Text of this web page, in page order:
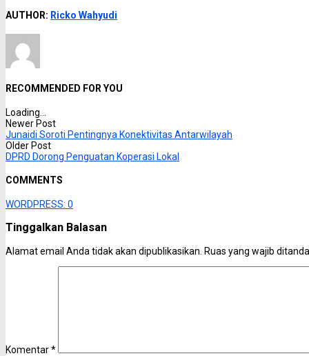
AUTHOR: Ricko Wahyudi
RECOMMENDED FOR YOU
Loading...
Newer Post
Junaidi Soroti Pentingnya Konektivitas Antarwilayah
Older Post
DPRD Dorong Penguatan Koperasi Lokal
COMMENTS
WORDPRESS: 0
Tinggalkan Balasan
Alamat email Anda tidak akan dipublikasikan. Ruas yang wajib
Komentar*